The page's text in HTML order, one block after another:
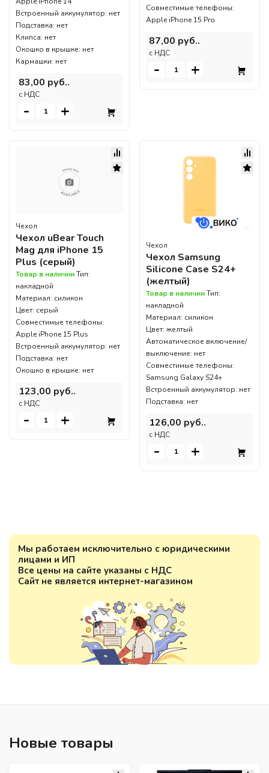
Мы работаем исключительно с юридическими
лицами и ИП
Все цены на сайте указаны с НДС
Сайт не является интернет-магазином
Встроенный аккумулятор: нет
Подставка: нет
Клипса: нет
Окошко в крышке: нет
Кармашки: нет
83,00 руб..
c НДС
- +
Совместимые телефоны:
Apple iPhone 15 Pro
87,00 руб..
c НДС
- +
Чехол
Чехол uBear Touch
Mag для iPhone 15
Plus (серый)
Товар в наличииТип:
накладной
Материал: силикон
Цвет: серый
Совместимые телефоны:
Apple iPhone 15 Plus
Встроенный аккумулятор: нет
Подставка: нет
Окошко в крышке: нет
123,00 руб..
c НДС
- +
Чехол
Чехол Samsung
Silicone Case S24+
(желтый)
Товар в наличииТип:
накладной
Материал: силикон
Цвет: желтый
Автоматическое включение/
выключение: нет
Совместимые телефоны:
Samsung Galaxy S24+
Встроенный аккумулятор: нет
Подставка: нет
126,00 руб..
c НДС
- +
Новые товары